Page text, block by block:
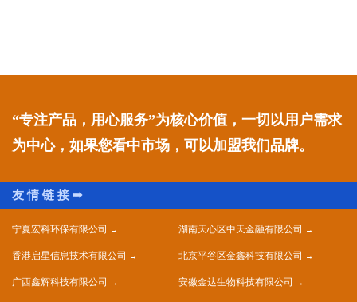
“专注产品，用心服务”为核心价值，一切以用户需求
为中心，如果您看中市场，可以加盟我们品牌。
宁夏宏科环保有限公司 湖南天心区中天金融有限公司
香港启星信息技术有限公司 北京平谷区金鑫科技有限公司
广西鑫辉科技有限公司 安徽金达生物科技有限公司